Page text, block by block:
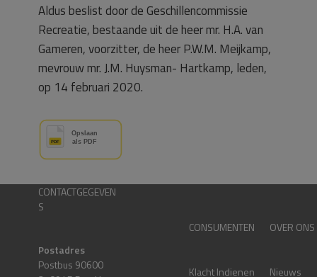
Aldus beslist door de Geschillencommissie
Recreatie, bestaande uit de heer mr. H.A. van
Gameren, voorzitter, de heer P.W.M. Meijkamp,
mevrouw mr. J.M. Huysman- Hartkamp, leden,
op 14 februari 2020.
CONTACTGEGEVEN
S
Postadres
Postbus 90600
CONSUMENTEN
Klacht Indienen
OVER ONS
Nieuws